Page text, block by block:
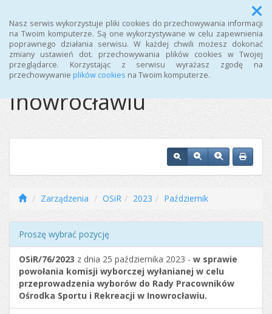
Nasz serwis wykorzystuje pliki cookies do przechowywania informacji
na Twoim komputerze. Są one wykorzystywane w celu zapewnienia
poprawnego działania serwisu. W każdej chwili możesz dokonać
zmiany ustawień dot. przechowywania plików cookies w Twojej
przeglądarce. Korzystając z serwisu wyrażasz zgodę na
przechowywanie plików cookies na Twoim komputerze.
Menu
Ośrodek Sportu i
Rekreacji w
Inowrocławiu
Zarządzenia OSiR 2023 Październik
Proszę wybrać pozycję
OSiR/76/2023 z dnia 25 października 2023 - w sprawie
powołania komisji wyborczej wyłanianej w celu
przeprowadzenia wyborów do Rady Pracowników
Ośrodka Sportu i Rekreacji w Inowrocławiu.